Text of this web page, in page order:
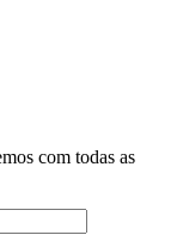
com todas as